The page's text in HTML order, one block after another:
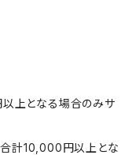
上となる場合のみサ
合計10,000円以上とな